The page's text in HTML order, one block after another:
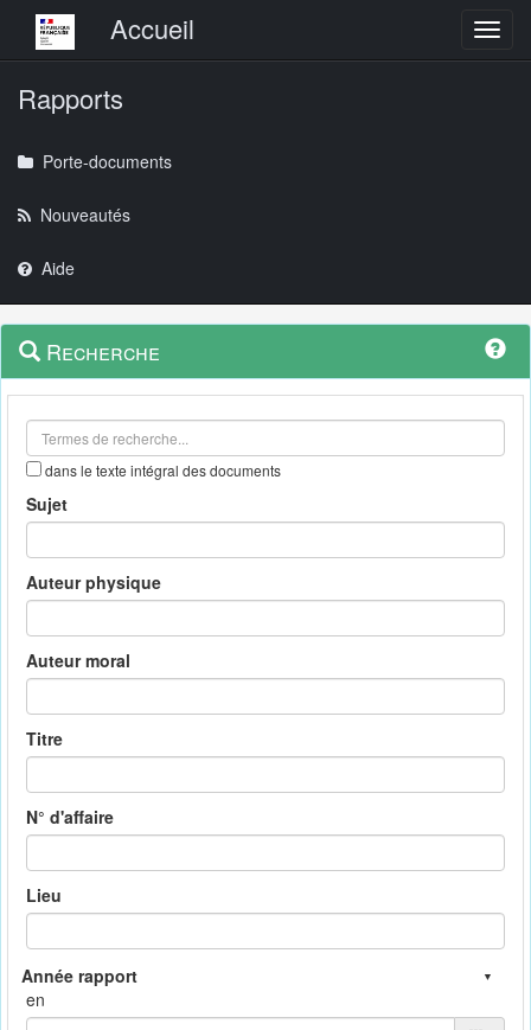
Menu principalAccueil
Rapports
Porte-documents
Nouveautés
Aide
Navigation
outils
Menu
contextuel
Recherche
dans le texte intégral des documents
Sujet
Auteur physique
Auteur moral
Titre
N° d'affaire
Lieu
en